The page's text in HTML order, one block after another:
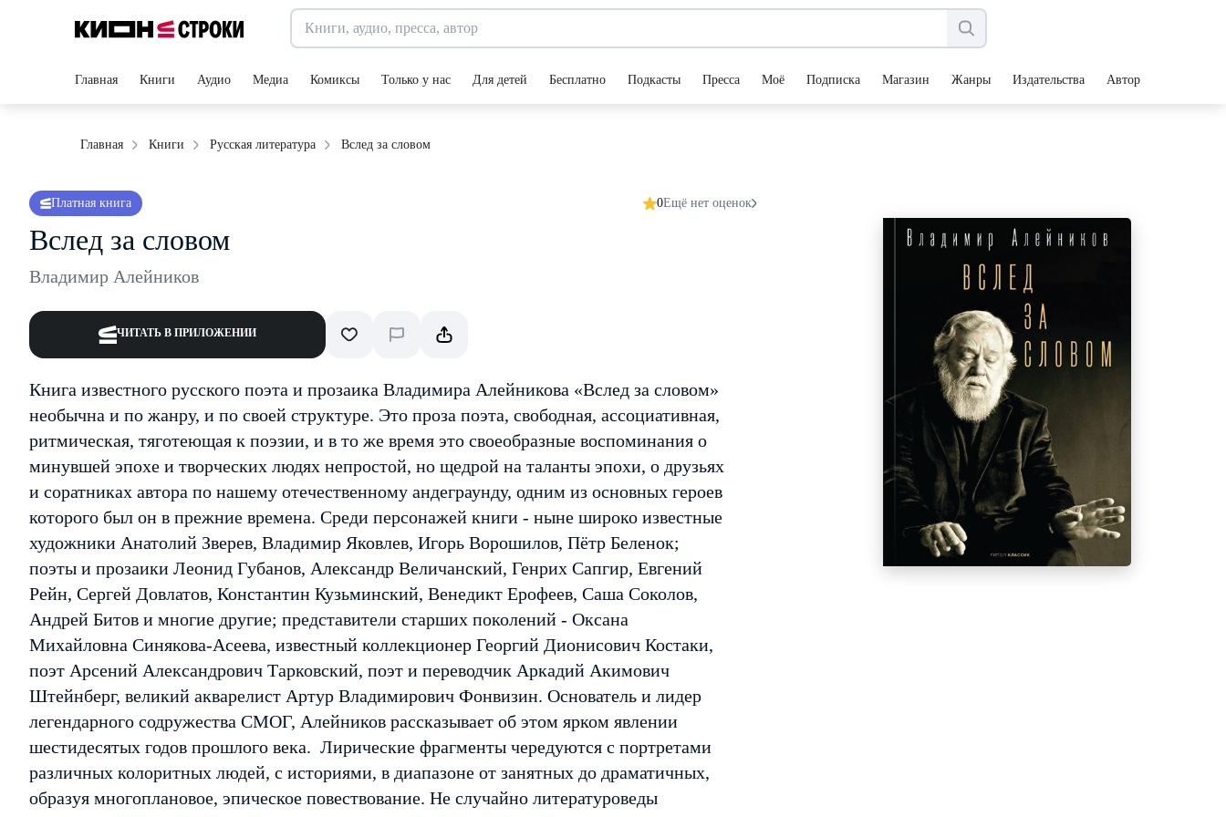
Главная Книги Аудио Медиа Комиксы Только у нас Для детей Бесплатно Подкасты Пресса Моё Подписка Магазин Жанры Издательства Авторы
Главная Книги Русская литература Вслед за словом
Платная книга 0Ещё нет оценок
Вслед за словом
Владимир Алейников
ЧИТАТЬ В ПРИЛОЖЕНИИ
Книга известного русского поэта и прозаика Владимира Алейникова «Вслед за словом»
необычна и по жанру, и по своей структуре. Это проза поэта, свободная, ассоциативная,
ритмическая, тяготеющая к поэзии, и в то же время это своеобразные воспоминания о
минувшей эпохе и творческих людях непростой, но щедрой на таланты эпохи, о друзьях
и соратниках автора по нашему отечественному андеграунду, одним из основных героев
которого был он в прежние времена. Среди персонажей книги - ныне широко известные
художники Анатолий Зверев, Владимир Яковлев, Игорь Ворошилов, Пётр Беленок;
поэты и прозаики Леонид Губанов, Александр Величанский, Генрих Сапгир, Евгений
Рейн, Сергей Довлатов, Константин Кузьминский, Венедикт Ерофеев, Саша Соколов,
Андрей Битов и многие другие; представители старших поколений - Оксана
Михайловна Синякова-Асеева, известный коллекционер Георгий Дионисович Костаки,
поэт Арсений Александрович Тарковский, поэт и переводчик Аркадий Акимович
Штейнберг, великий акварелист Артур Владимирович Фонвизин. Основатель и лидер
легендарного содружества СМОГ, Алейников рассказывает об этом ярком явлении
шестидесятых годов прошлого века. Лирические фрагменты чередуются с портретами
различных колоритных людей, с историями, в диапазоне от занятных до драматичных,
образуя многоплановое, эпическое повествование. Не случайно литературоведы